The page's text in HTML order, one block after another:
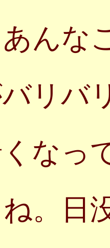
んな
リバ
なっ
。日